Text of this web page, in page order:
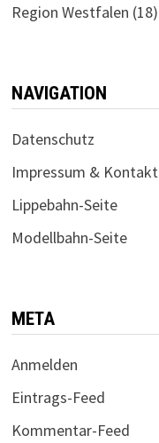
Region Westfalen (18)
NAVIGATION
Datenschutz
Impressum & Kontakt
Lippebahn-Seite
Modellbahn-Seite
META
Anmelden
Eintrags-Feed
Kommentar-Feed